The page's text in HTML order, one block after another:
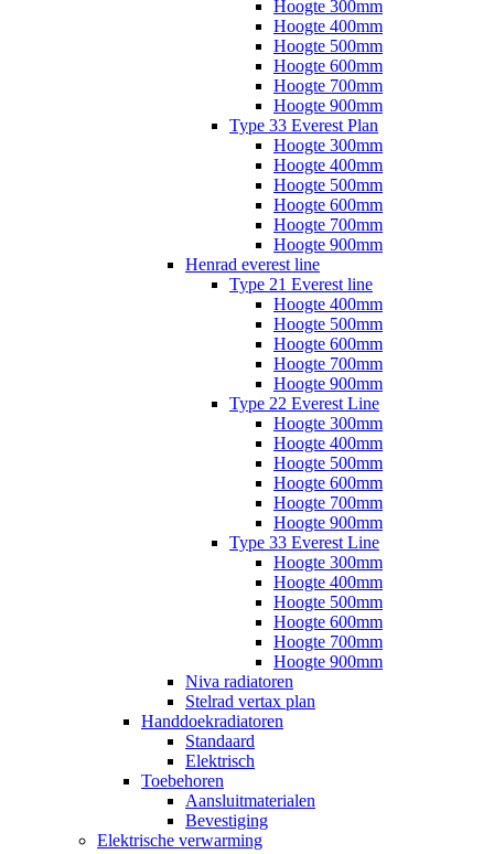
Hoogte 300mm
Hoogte 400mm
Hoogte 500mm
Hoogte 600mm
Hoogte 700mm
Hoogte 900mm
Type 33 Everest Plan
Hoogte 300mm
Hoogte 400mm
Hoogte 500mm
Hoogte 600mm
Hoogte 700mm
Hoogte 900mm
Henrad everest line
Type 21 Everest line
Hoogte 400mm
Hoogte 500mm
Hoogte 600mm
Hoogte 700mm
Hoogte 900mm
Type 22 Everest Line
Hoogte 300mm
Hoogte 400mm
Hoogte 500mm
Hoogte 600mm
Hoogte 700mm
Hoogte 900mm
Type 33 Everest Line
Hoogte 300mm
Hoogte 400mm
Hoogte 500mm
Hoogte 600mm
Hoogte 700mm
Hoogte 900mm
Niva radiatoren
Stelrad vertax plan
Handdoekradiatoren
Standaard
Elektrisch
Toebehoren
Aansluitmaterialen
Bevestiging
Elektrische verwarming